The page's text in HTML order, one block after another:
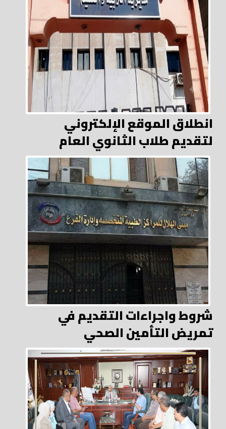
انطلاق الموقع الإلكتروني
لتقديم طلاب الثانوي العام
شروط واجراءات التقديم في
تمريض التأمين الصحي